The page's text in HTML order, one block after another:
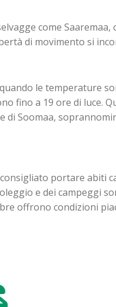
come Saaremaa,
di movimento si
le temperature
fino a 19 ore di luce.
di Soomaa,
portare abiti
e dei campeggi
offrono condizioni